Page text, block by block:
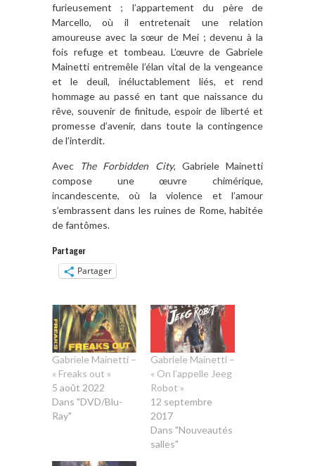
furieusement ; l’appartement du père de
Marcello, où il entretenait une relation
amoureuse avec la sœur de Mei ; devenu à la
fois refuge et tombeau. L’œuvre de Gabriele
Mainetti entremêle l’élan vital de la vengeance
et le deuil, inéluctablement liés, et rend
hommage au passé en tant que naissance du
rêve, souvenir de finitude, espoir de liberté et
promesse d’avenir, dans toute la contingence
de l’interdit.
Avec The Forbidden City, Gabriele Mainetti
compose une œuvre chimérique,
incandescente, où la violence et l’amour
s’embrassent dans les ruines de Rome, habitée
de fantômes.
Partager
Partager
Gabriele Mainetti –
« Freaks out »
5 août 2022
Dans "DVD/Blu-
Ray"
Gabriele Mainetti –
« On l’appelle Jeeg
Robot »
12 septembre
2017
Dans "Nouveautés
salles"